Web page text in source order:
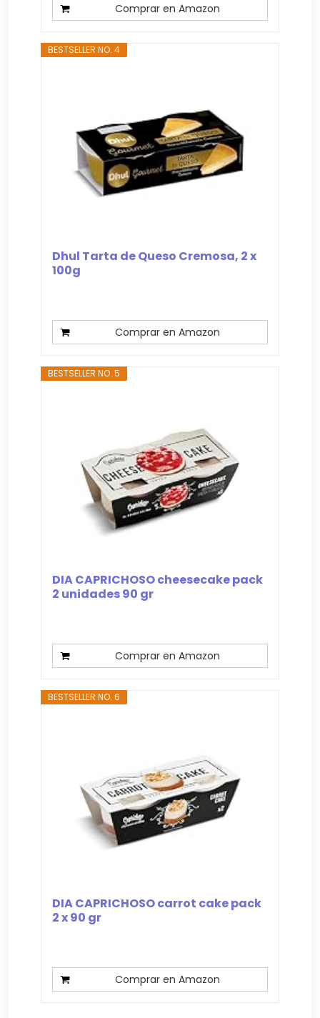
Comprar en Amazon
BESTSELLER NO. 4
Dhul Tarta de Queso Cremosa, 2 x
100g
Comprar en Amazon
BESTSELLER NO. 5
DIA CAPRICHOSO cheesecake pack
2 unidades 90 gr
Comprar en Amazon
BESTSELLER NO. 6
DIA CAPRICHOSO carrot cake pack
2 x 90 gr
Comprar en Amazon